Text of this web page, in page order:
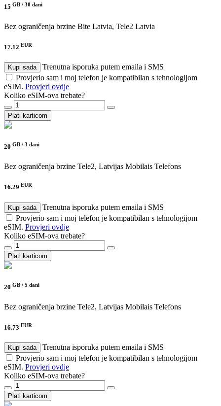
15 GB / 30 dani
Bez ograničenja brzine Bite Latvia, Tele2 Latvia
17.12 EUR
Kupi sada
Trenutna isporuka putem emaila i SMS
Provjerio sam i moj telefon je kompatibilan s tehnologijom
eSIM. Provjeri ovdje
Koliko eSIM-ova trebate?
Plati karticom
20 GB / 3 dani
Bez ograničenja brzine Tele2, Latvijas Mobilais Telefons
16.29 EUR
Kupi sada
Trenutna isporuka putem emaila i SMS
Provjerio sam i moj telefon je kompatibilan s tehnologijom
eSIM. Provjeri ovdje
Koliko eSIM-ova trebate?
Plati karticom
20 GB / 5 dani
Bez ograničenja brzine Tele2, Latvijas Mobilais Telefons
16.73 EUR
Kupi sada
Trenutna isporuka putem emaila i SMS
Provjerio sam i moj telefon je kompatibilan s tehnologijom
eSIM. Provjeri ovdje
Koliko eSIM-ova trebate?
Plati karticom